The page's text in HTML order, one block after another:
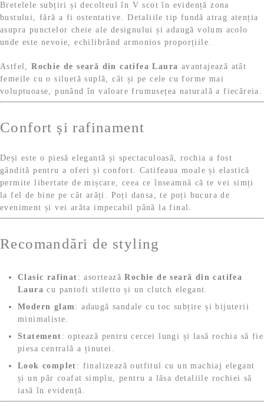
Bretelele subțiri și decolteul în V scot în evidență zona
bustului, fără a fi ostentative. Detaliile tip fundă atrag atenția
asupra punctelor cheie ale designului și adaugă volum acolo
unde este nevoie, echilibrând armonios proporțiile.
Astfel,Rochie de seară din catifea Laura avantajează atât
femeile cu o siluetă suplă, cât și pe cele cu forme mai
voluptuoase, punând în valoare frumusețea naturală a fiecăreia.
Confort și rafinament
Deși este o piesă elegantă și spectaculoasă, rochia a fost
gândită pentru a oferi și confort. Catifeaua moale și elastică
permite libertate de mișcare, ceea ce înseamnă că te vei simți
la fel de bine pe cât arăți. Poți dansa, te poți bucura de
eveniment și vei arăta impecabil până la final.
Recomandări de styling
Clasic rafinat : asorteazăRochie de seară din catifea
Laura cu pantofi stiletto și un clutch elegant.
Modern glam: adaugă sandale cu toc subțire și bijuterii
minimaliste.
Statement : optează pentru cercei lungi și lasă rochia să fie
piesa centrală a ținutei.
Look complet : finalizează outfitul cu un machiaj elegant
și un păr coafat simplu, pentru a lăsa detaliile rochiei să
iasă în evidență.